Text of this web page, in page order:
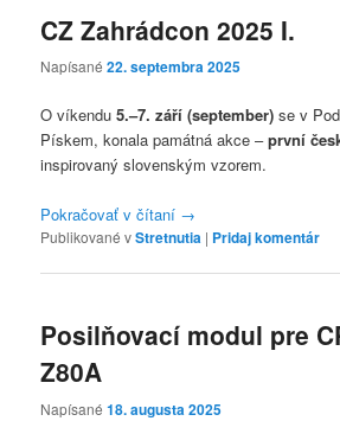
CZ Zahrádcon 2025 I.
Napísané22. septembra 2025
O víkendu5.–7. září (september) se v
Pískem, konala památná akce –první
inspirovaný slovenským vzorem.
Pokračovať v čítaní →
Publikované vStretnutia | Pridaj komentár
Posilňovací modul pre
Z80A
Napísané18. augusta 2025